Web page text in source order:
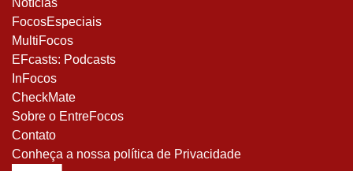
Notícias
FocosEspeciais
MultiFocos
EFcasts: Podcasts
InFocos
CheckMate
Sobre o EntreFocos
Contato
Conheça a nossa política de Privacidade